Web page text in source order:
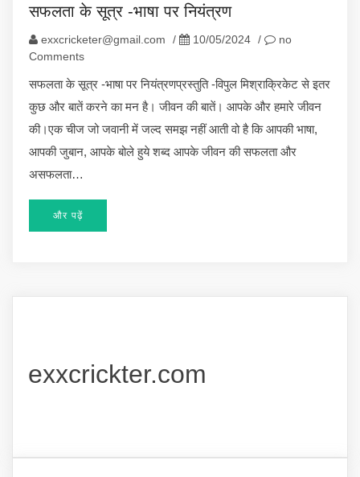
सफलता के सूत्र -भाषा पर नियंत्रण
exxcricketer@gmail.com / 10/05/2024 /
no
Comments
सफलता के सूत्र -भाषा पर नियंत्रणप्रस्तुति -विपुल मिश्राक्रिकेट से इतर
कुछ और बातें करने का मन है। जीवन की बातें। आपके और हमारे जीवन
की।एक चीज जो जवानी में जल्द समझ नहीं आती वो है कि आपकी भाषा,
आपकी जुबान, आपके बोले हुये शब्द आपके जीवन की सफलता और
असफलता…
और पढ़ें
exxcrickter.com